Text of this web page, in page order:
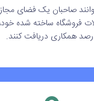
صاحبان یک فضای
فروشگاه ساخته شده
همکاری دریافت کنند.